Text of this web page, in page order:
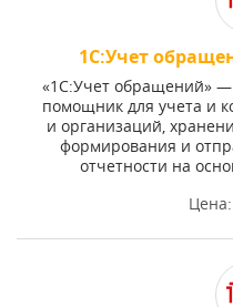
1С:Учет
«1С:Учет обращений»
помощник для учета и
и организаций,
формирования и
отчетности на
Цена: